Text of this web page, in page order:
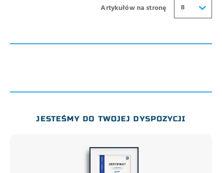
Artykułów na stronę
8
JESTEŚMY DO TWOJEJ DYSPOZYCJI